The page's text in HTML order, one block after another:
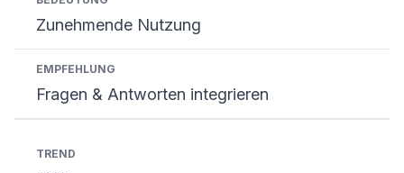
Zunehmende Nutzung
Fragen & Antworten integrieren